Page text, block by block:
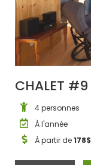
CHALET #9
4 personnes
À l'année
À partir de178$